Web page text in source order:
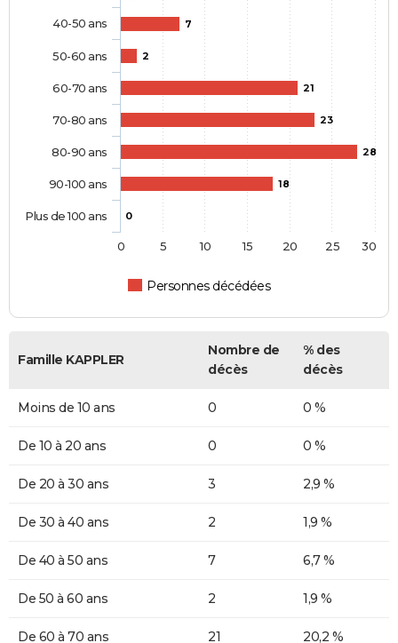
7
2
21
23
28
18
0
Personnes décédées
40-50 ans
50-60 ans
60-70 ans
70-80 ans
80-90 ans
90-100 ans
Plus de 100 ans
0 5 10 15 20 25 30
Famille KAPPLER
Nombre de
décès
% des
décès
Moins de 10 ans 0 0 %
De 10 à 20 ans 0 0 %
De 20 à 30 ans 3 2,9 %
De 30 à 40 ans 2 1,9 %
De 40 à 50 ans 7 6,7 %
De 50 à 60 ans 2 1,9 %
De 60 à 70 ans 21 20,2 %